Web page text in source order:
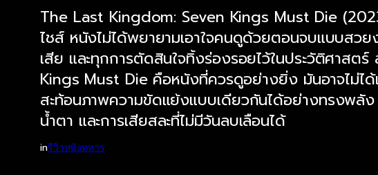
The Last Kingdom: Seven Kings Must Die
ไชส์ หนังไม่ได้พยายามเอาใจคนดูด้วยตอนจบแบบสว
เสีย และทุกการตัดสินใจทิ้งร่องรอยไว้ในประวัติศาสต
Kings Must Die คือหนังที่ควรดูอย่างยิ่ง มันอาจไม่ไ
สะท้อนภาพความขัดแย้งแบบเดียวกันได้อย่างทรงพลั
น้ำตา และการเสียสละที่ไม่มีวันลบเลือนได้
inรีวิวหนังทหาร